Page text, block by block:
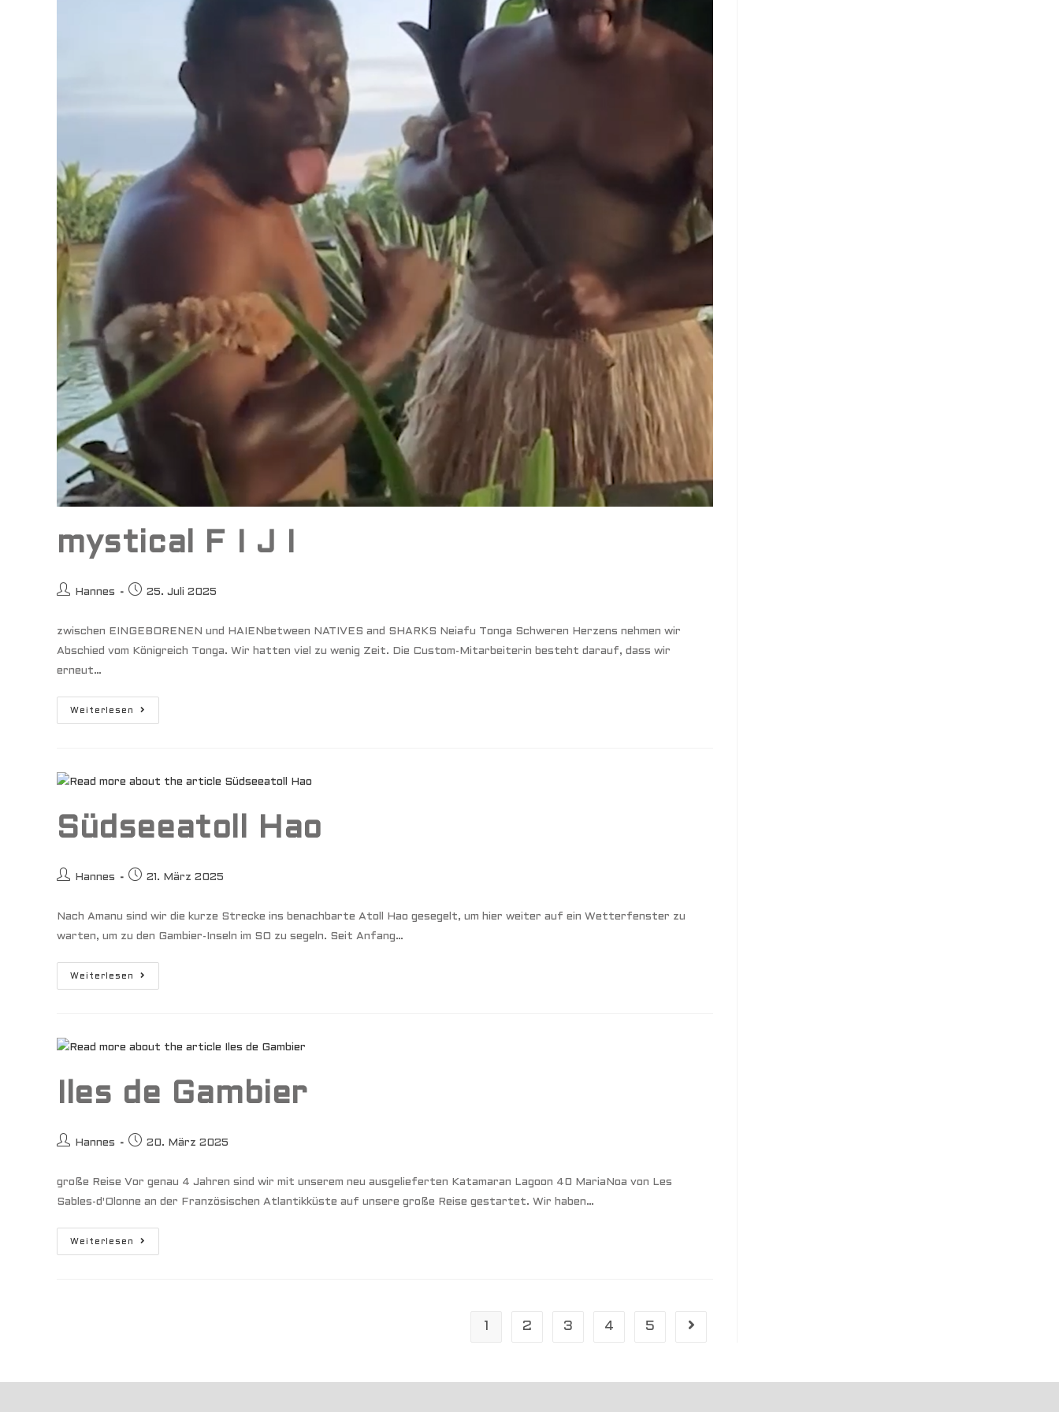
mystical F I J I
Beitrags-
Hannes
Beitrag25. Juli 2025
zwischen EINGEBORENEN und HAIENbetween NATIVES and SHARKS Neiafu Tonga Schweren Herzens nehmen wir
Abschied vom Königreich Tonga. Wir hatten viel zu wenig Zeit. Die Custom-Mitarbeiterin besteht darauf, dass wir
erneut…
Weiterlesen
Mystical
Südseeatoll Hao
Beitrags-
Hannes
Beitrag
21. März 2025
Nach Amanu sind wir die kurze Strecke ins benachbarte Atoll Hao gesegelt, um hier weiter auf ein Wetterfenster zu
warten, um zu den Gambier-Inseln im SO zu segeln. Seit Anfang…
Weiterlesen
Südseeatoll
Iles de Gambier
Beitrags-
Hannes
Beitrag20. März 2025
große Reise Vor genau 4 Jahren sind wir mit unserem neu ausgelieferten Katamaran Lagoon 40 MariaNoa von Les
Sables-d'Olonne an der Französischen Atlantikküste auf unsere große Reise gestartet. Wir haben…
Weiterlesen
Iles
1 2 3 4 5 Gehe zur nächsten Seite